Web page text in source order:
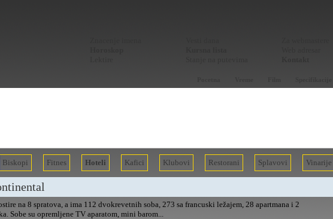
Biskopi Fitnes Hoteli Kafici Klubovi Restorani Splavovi Vinarije
na 8 spratova, a ima 112 dvokrevetnih soba, 273 sa francuski ležajem, 28 apartmana i 2
Sobe su opremljene TV aparatom, mini barom...